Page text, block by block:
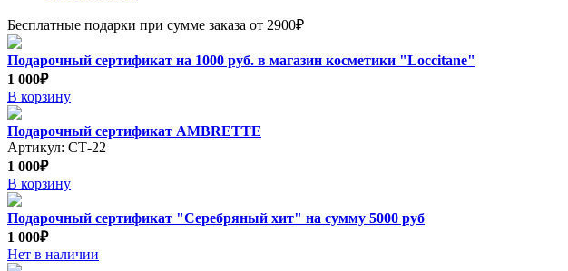
Бесплатные подарки при сумме заказа от 2900₽
Подарочный сертификат на 1000 руб. в магазин косметики "Loccitane"
1 000₽
В корзину
Подарочный сертификат AMBRETTE
Артикул: СТ-22
1 000₽
В корзину
Подарочный сертификат "Серебряный хит" на сумму 5000 руб
1 000₽
Нет в наличии